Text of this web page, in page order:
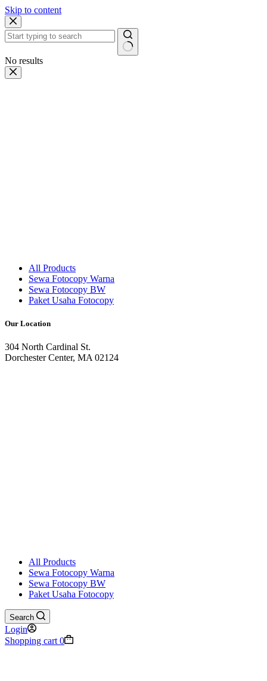
Skip to content
No results
All Products
Sewa Fotocopy Warna
Sewa Fotocopy BW
Paket Usaha Fotocopy
Our Location
304 North Cardinal St.
Dorchester Center, MA 02124
All Products
Sewa Fotocopy Warna
Sewa Fotocopy BW
Paket Usaha Fotocopy
Search
Login
Shopping cart 0